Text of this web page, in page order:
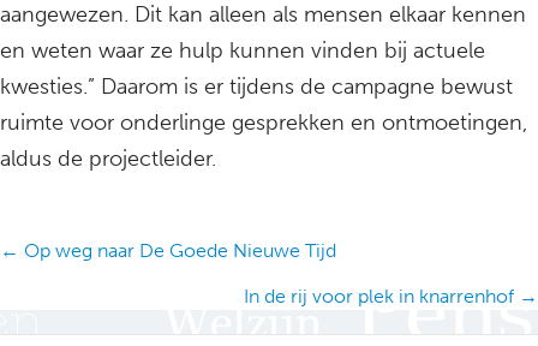
aangewezen. Dit kan alleen als mensen elkaar kennen
en weten waar ze hulp kunnen vinden bij actuele
kwesties.” Daarom is er tijdens de campagne bewust
ruimte voor onderlinge gesprekken en ontmoetingen,
aldus de projectleider.
Posts
← Op weg naar De Goede Nieuwe Tijd
In de rij voor plek in knarrenhof →